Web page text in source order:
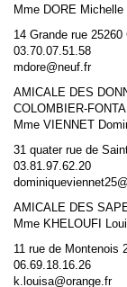
Mme DORE Michelle
14 Grande rue
03.70.07.51.58
mdore@neuf.fr
AMICALE DES
COLOMBIER-
Mme VIENNET
31 quater rue de
03.81.97.62.20
AMICALE DES
Mme KHELOUFI
11 rue de Montenois
06.69.18.16.26
k.louisa@orange.fr